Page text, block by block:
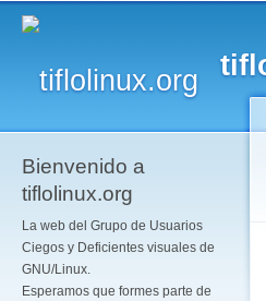
Bienvenido a
tiflolinux.org
La web del Grupo de Usuarios
Ciegos y Deficientes visuales de
GNU/Linux.
Esperamos que formes parte de